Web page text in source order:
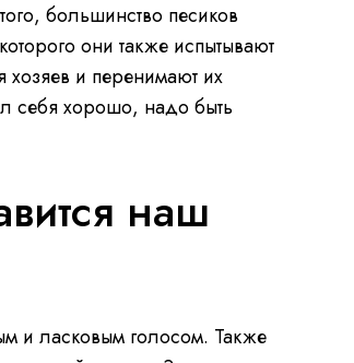
большинство песиков
они также испытывают
хозяев и перенимают их
себя хорошо, надо быть
наш
и ласковым голосом. Также